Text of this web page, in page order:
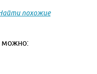
похожие
можно: